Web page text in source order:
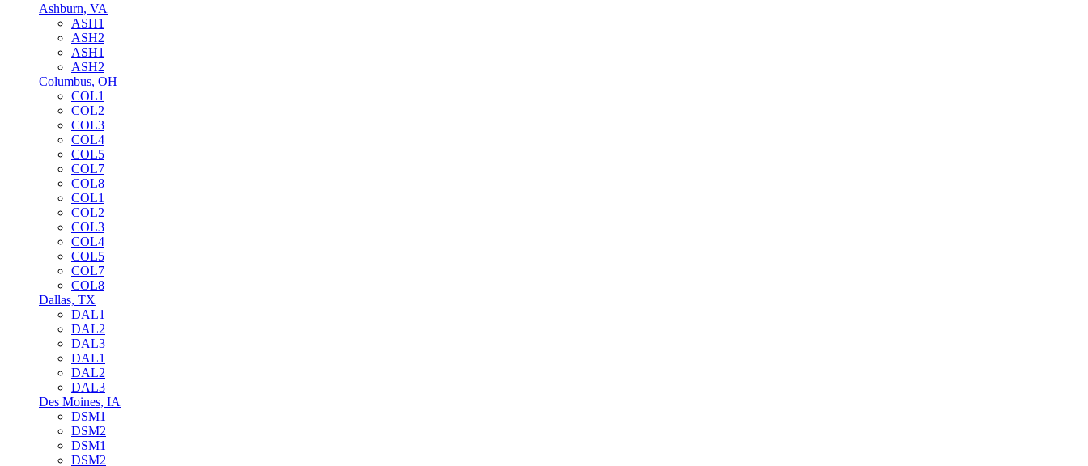
Ashburn, VA
ASH1
ASH2
ASH1
ASH2
Columbus, OH
COL1
COL2
COL3
COL4
COL5
COL7
COL8
COL1
COL2
COL3
COL4
COL5
COL7
COL8
Dallas, TX
DAL1
DAL2
DAL3
DAL1
DAL2
DAL3
Des Moines, IA
DSM1
DSM2
DSM1
DSM2